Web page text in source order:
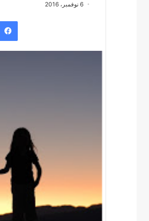
6 نوفمبر، 2016